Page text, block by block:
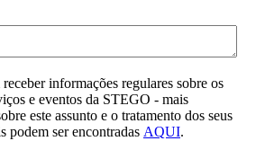
informações regulares sobre os
e eventos da STEGO - mais
este assunto e o tratamento dos seus
podem ser encontradas AQUI.